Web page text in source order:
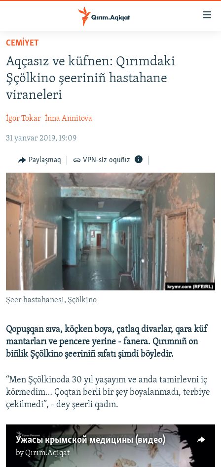
Esas
qaytmaq
Baş
navigatsiyağa
qaytmaq
Qıdıruvğa
qaytmaq
SİYASET
İQTİSADİYAT
MEDENİYET
İNSAN AQLARI
VİDEO
SÜRET
BLOGLAR
FİKİR
Русский
Українською
QOŞULIÑIZ!
RFE/RS bütün saytları
CEMİYET
Aqçasız ve küfnen: Qırımdaki
Şçölkino şeeriniñ hastahane
viraneleri
İgor Tokar İnna Annitova
31 yanvar 2019, 19:09
Paylaşmaq VPN-siz oquñız
Şeer hastahanesi, Şçölkino
Qopuşqan sıva, köçken boya, çatlaq divarlar, qara küf
mantarları ve pencere yerine - fanera. Qırımnıñ on
biñlik Şçölkino şeeriniñ sıfatı şimdi böyledir.
“Men Şçölkinoda 30 yıl yaşayım ve anda tamirlevni iç
körmedim… Çoqtan berli bir şey boyalanmadı, terbiye
çekilmedi”, - dey şeerli qadın.
Ужасы крымской медицины (видео)
byQırım.Aqiqat